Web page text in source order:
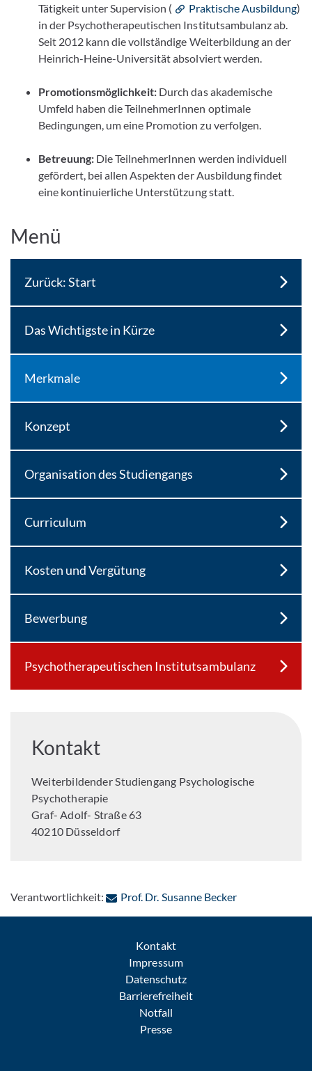
Tätigkeit unter Supervision (
Praktische Ausbildung)
in der Psychotherapeutischen Institutsambulanz ab.
Seit 2012 kann die vollständige Weiterbildung an der
Heinrich-Heine-Universität absolviert werden.
Promotionsmöglichkeit: Durch das akademische
Umfeld haben die TeilnehmerInnen optimale
Bedingungen, um eine Promotion zu verfolgen.
Betreuung: Die TeilnehmerInnen werden individuell
gefördert, bei allen Aspekten der Ausbildung findet
eine kontinuierliche Unterstützung statt.
Menü
Zurück: Start
Das Wichtigste in Kürze
Merkmale
Konzept
Organisation des Studiengangs
Curriculum
Kosten und Vergütung
Bewerbung
Psycho­therapeutischen Institutsambulanz
Kontakt
Weiterbildender Studiengang Psychologische
Psychotherapie
Graf- Adolf- Straße 63
40210 Düsseldorf
Verantwortlichkeit: Prof. Dr. Susanne Becker: Per E-Mail
Kontakt
Impressum
Datenschutz
Barrierefreiheit
Notfall
Presse